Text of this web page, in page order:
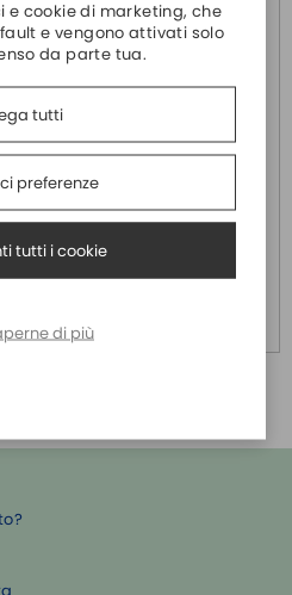
MOXA
8 Port UPCI Board, RS-232, Wide
Temperature
Prezzo
€ 246,20
€ 237,10
e cookie di marketing, che
e vengono attivati solo
da parte tua.
tutti
preferenze
tutti i cookie
di più